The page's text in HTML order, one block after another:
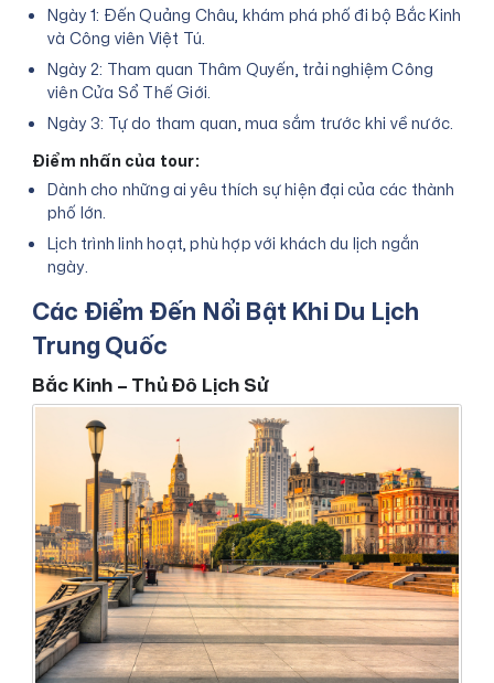
Ngày 1: Đến Quảng Châu, khám phá phố đi bộ Bắc Kinh
và Công viên Việt Tú.
Ngày 2: Tham quan Thâm Quyến, trải nghiệm Công
viên Cửa Sổ Thế Giới.
Ngày 3: Tự do tham quan, mua sắm trước khi về nước.
Điểm nhấn của tour:
Dành cho những ai yêu thích sự hiện đại của các thành
phố lớn.
Lịch trình linh hoạt, phù hợp với khách du lịch ngắn
ngày.
Các Điểm Đến Nổi Bật Khi Du Lịch
Trung Quốc
Bắc Kinh – Thủ Đô Lịch Sử